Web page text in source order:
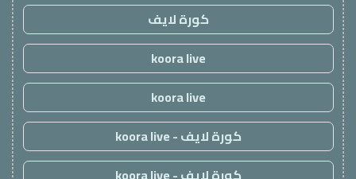
كورة لايف
koora live
koora live
كورة لايف - koora live